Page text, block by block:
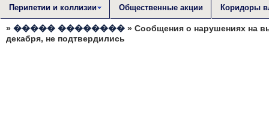
Перипетии и коллизии Общественные акции Коридоры
» ����� �������� » Сообщения о нарушениях на
декабря, не подтвердились